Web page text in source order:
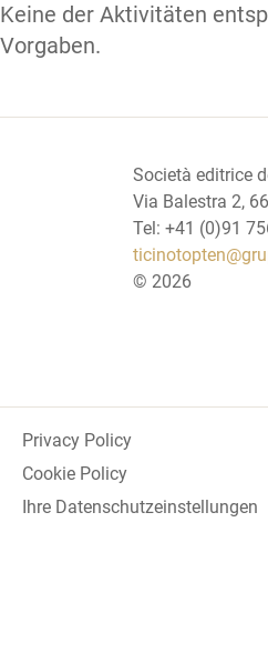
Keine der Aktivitäten
Vorgaben.
Società editrice
Via Balestra 2,
Tel: +41 (0)91
© 2026
Privacy Policy
Cookie Policy
Ihre Datenschutzeinstellungen